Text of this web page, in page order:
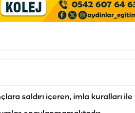
saldırı içeren, imla kuralları ile